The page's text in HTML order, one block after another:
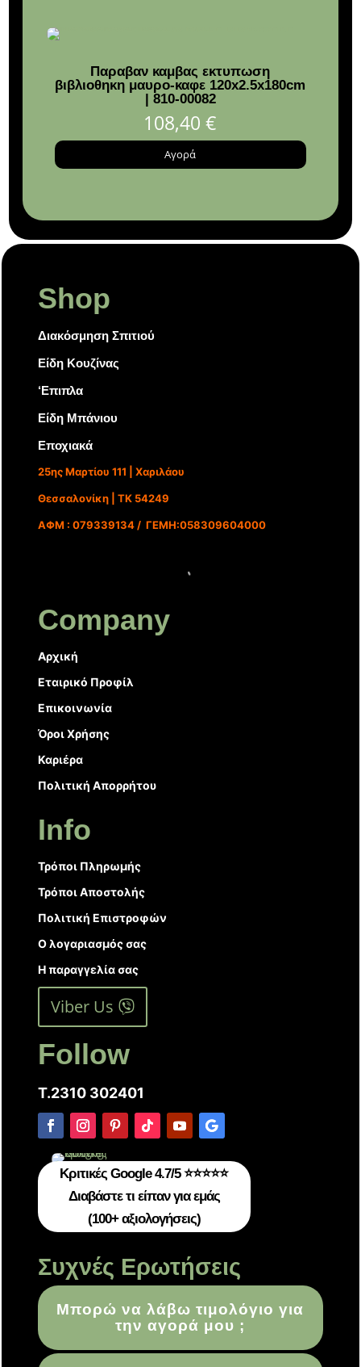
Παραβαν καμβας εκτυπωση
βιβλιοθηκη μαυρο-καφε 120x2.5x180cm
| 810-00082
108,40€
Αγορά
Shop
Διακόσμηση Σπιτιού
Είδη Κουζίνας
‘Επιπλα
Είδη Μπάνιου
Εποχιακά
25ης Μαρτίου 111 | Χαριλάου
Θεσσαλονίκη | ΤΚ 54249
ΑΦΜ : 079339134 / ΓΕΜΗ:058309604000
Company
Αρχική
Εταιρικό Προφίλ
Επικοινωνία
Όροι Χρήσης
Καριέρα
Πολιτική Απορρήτου
Info
Τρόποι Πληρωμής
Τρόποι Αποστολής
Πολιτική Επιστροφών
Ο λογαριασμός σας
Η παραγγελία σας
Viber Us
Follow
T.2310 302401
Κριτικές Google 4.7/5 ⭐⭐⭐⭐⭐
Διαβάστε τι είπαν για εμάς
(100+ αξιολογήσεις)
Συχνές Ερωτήσεις
Μπορώ να λάβω τιμολόγιο για
την αγορά μου ;